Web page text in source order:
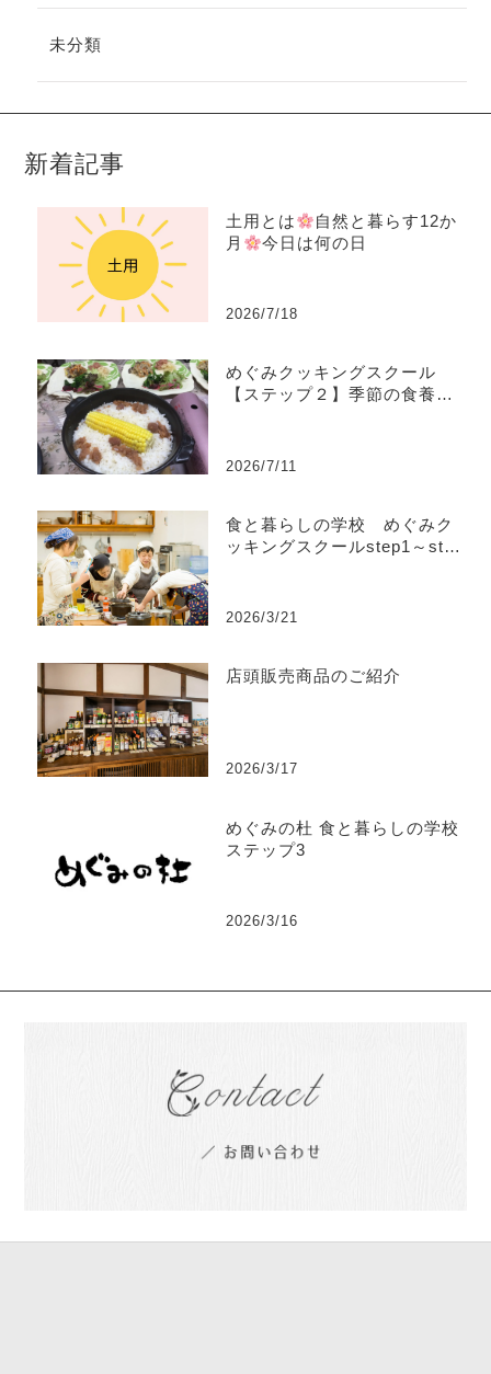
未分類
新着記事
土用とは
自然と暮らす12か
月
今日は何の日
2026/7/18
めぐみクッキングスクール
【ステップ２】季節の食養生
2026/7/11
食と暮らしの学校 めぐみク
ッキングスクールstep1～step
2026/3/21
店頭販売商品のご紹介
2026/3/17
めぐみの杜 食と暮らしの学校
ステップ3
2026/3/16